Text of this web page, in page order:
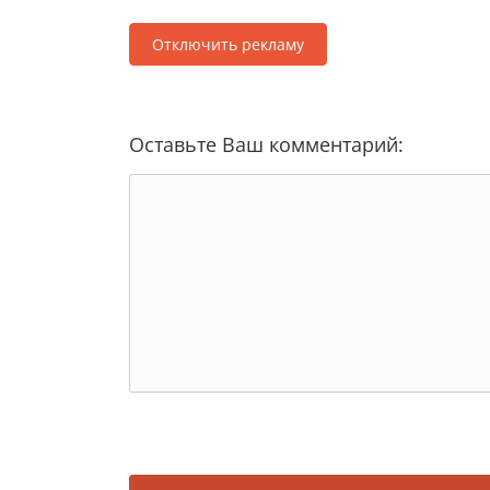
Отключить рекламу
Оставьте Ваш комментарий: